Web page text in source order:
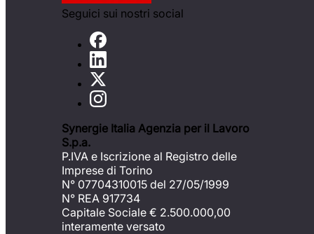
Seguici sui nostri social
Synergie Italia Agenzia per il Lavoro
S.p.a.
P.IVA e Iscrizione al Registro delle
Imprese di Torino
N° 07704310015 del 27/05/1999
N° REA 917734
Capitale Sociale € 2.500.000,00
interamente versato